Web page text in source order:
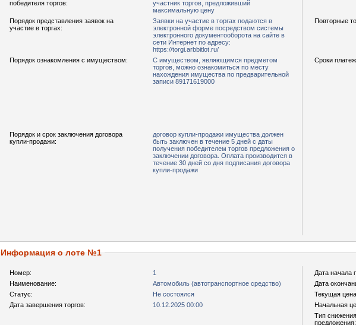
победителя торгов:
участник торгов, предложивший
максимальную цену
Порядок представления заявок на
участие в торгах:
Заявки на участие в торгах подаются в
электронной форме посредством системы
электронного документооборота на сайте в
сети Интернет по адресу:
https://torgi.arbbitlot.ru/
Повторные
Порядок ознакомления с имуществом:
С имуществом, являющимся предметом
торгов, можно ознакомиться по месту
нахождения имущества по предварительной
записи 89171619000
Сроки
Порядок и срок заключения договора
купли-продажи:
договор купли-продажи имущества должен
быть заключен в течение 5 дней с даты
получения победителем торгов предложения о
заключении договора. Оплата производится в
течение 30 дней со дня подписания договора
купли-продажи
Информация о лоте №1
Номер: 1 Дата начала
Наименование:
Автомобиль (автотранспортное средство) Дата
Статус:
Не состоялся Текущая
Дата завершения торгов:
10.12.2025 00:00 Начальная
Тип
предложения: